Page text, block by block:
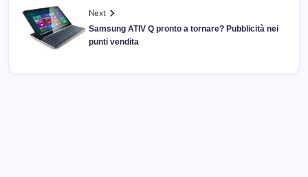
Next
Samsung ATIV Q pronto a tornare? Pubblicità nei
punti vendita